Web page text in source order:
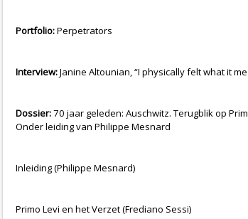
Portfolio:Perpetrators
Interview:Janine Altounian, “I physically felt what it
Dossier:70 jaar geleden: Auschwitz. Terugblik op
Onder leiding van Philippe Mesnard
Inleiding (Philippe Mesnard)
Primo Levi en het Verzet (Frediano Sessi)